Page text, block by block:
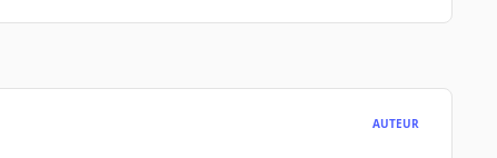
AUTEUR